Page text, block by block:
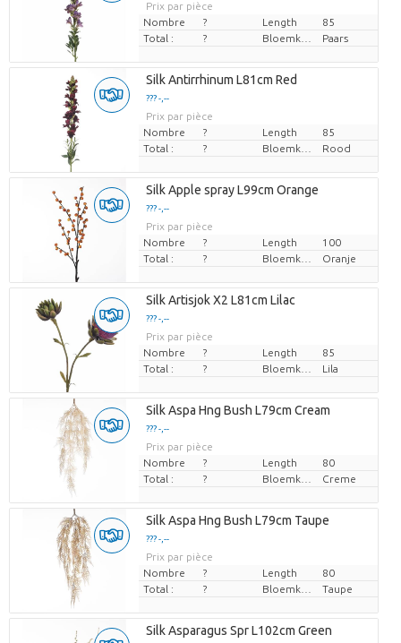
Prix par pièce
Nombre
? Length
85
Total :
? Paars
Silk Antirrhinum L81cm Red
??? -,--
Prix par pièce
Nombre
? Length
85
Total :
? Rood
Silk Apple spray L99cm Orange
??? -,--
Prix par pièce
Nombre
? Length
100
Total :
? Oranje
Silk Artisjok X2 L81cm Lilac
??? -,--
Prix par pièce
Nombre
? Length
85
Total :
? Lila
Silk Aspa Hng Bush L79cm Cream
??? -,--
Prix par pièce
Nombre
? Length
80
Total :
? Creme
Silk Aspa Hng Bush L79cm Taupe
??? -,--
Prix par pièce
Nombre
? Length
80
Total :
? Taupe
Silk Asparagus Spr L102cm Green